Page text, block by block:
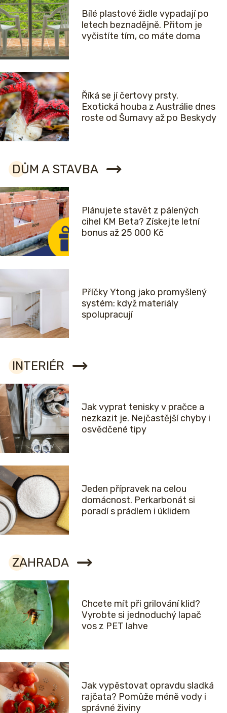
Bílé plastové židle vypadají po
letech beznadějně. Přitom je
vyčistíte tím, co máte doma
Říká se jí čertovy prsty.
Exotická houba z Austrálie dnes
roste od Šumavy až po Beskydy
DŮM A STAVBA
Plánujete stavět z pálených
cihel KM Beta? Získejte letní
bonus až 25 000 Kč
Příčky Ytong jako promyšlený
systém: když materiály
spolupracují
INTERIÉR
Jak vyprat tenisky v pračce a
nezkazit je. Nejčastější chyby i
osvědčené tipy
Jeden přípravek na celou
domácnost. Perkarbonát si
poradí s prádlem i úklidem
ZAHRADA
Chcete mít při grilování klid?
Vyrobte si jednoduchý lapač
vos z PET lahve
Jak vypěstovat opravdu sladká
rajčata? Pomůže méně vody i
správné živiny